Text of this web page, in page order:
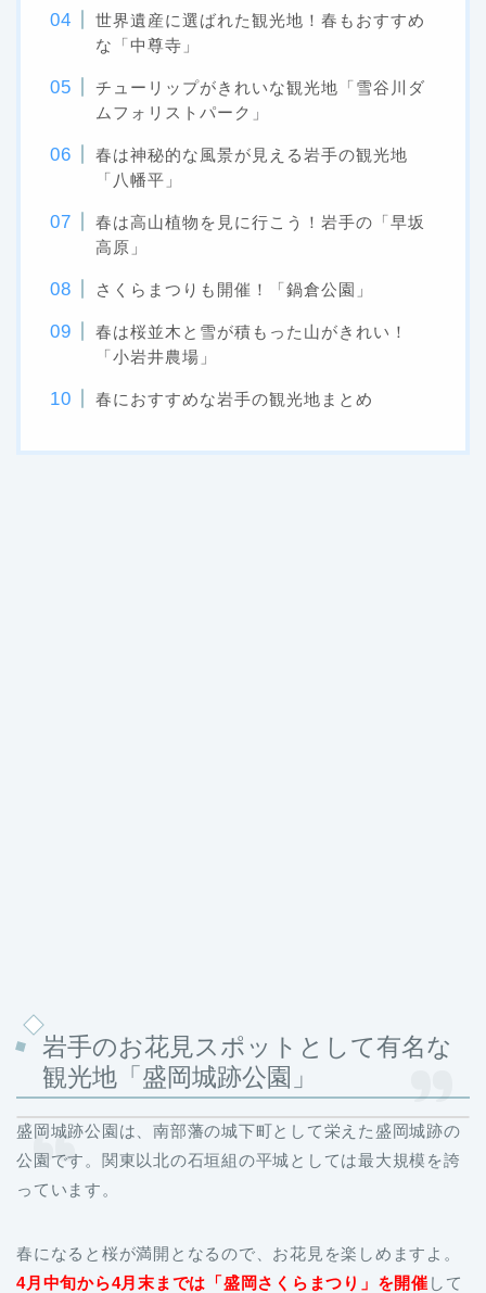
世界遺産に選ばれた観光地！春もおすすめ
な「中尊寺」
チューリップがきれいな観光地「雪谷川ダ
ムフォリストパーク」
春は神秘的な風景が見える岩手の観光地
「八幡平」
春は高山植物を見に行こう！岩手の「早坂
高原」
さくらまつりも開催！「鍋倉公園」
春は桜並木と雪が積もった山がきれい！
「小岩井農場」
春におすすめな岩手の観光地まとめ
岩手のお花見スポットとして有名な
観光地「盛岡城跡公園」
盛岡城跡公園は、南部藩の城下町として栄えた盛岡城跡の
公園です。関東以北の石垣組の平城としては最大規模を誇
っています。
春になると桜が満開となるので、お花見を楽しめますよ。
4月中旬から4月末までは「盛岡さくらまつり」を開催 して